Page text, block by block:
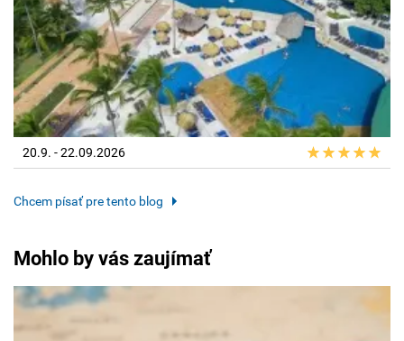
20.9. - 22.09.2026
Chcem písať pre tento blog
Mohlo by vás zaujímať